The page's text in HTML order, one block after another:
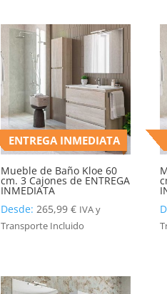
ENTREGA INMEDIATA
Mueble de Baño Kloe 60
cm. 3 Cajones de ENTREGA
INMEDIATA
Desde: 265,99 € IVA y
Transporte Incluido